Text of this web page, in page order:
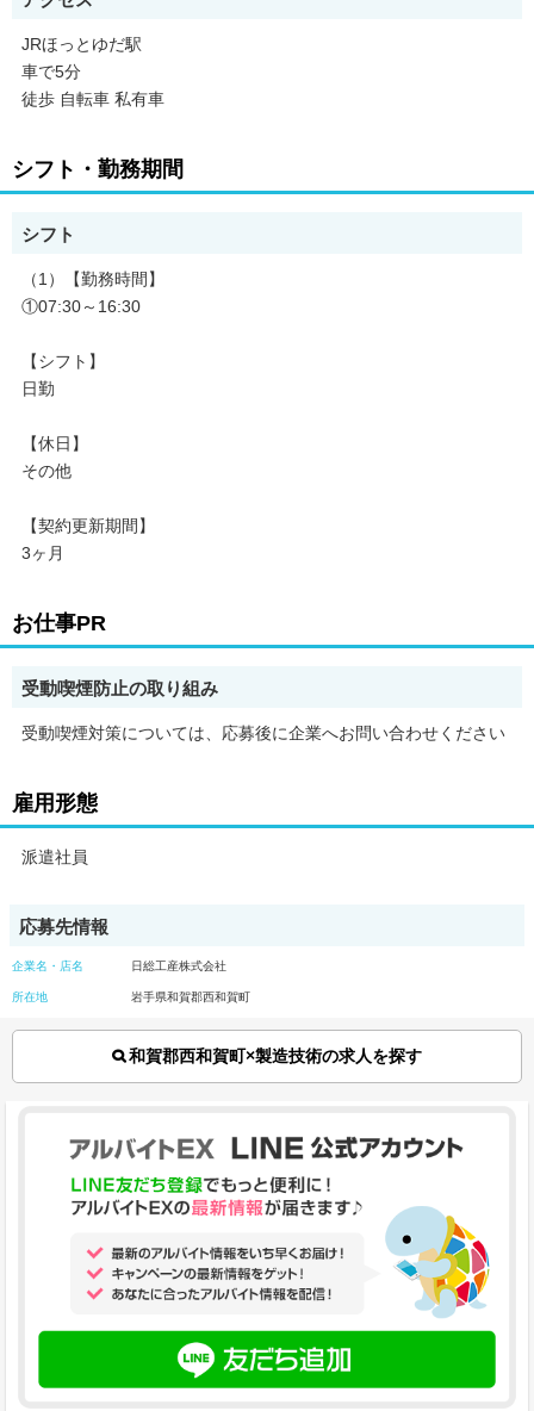
JRほっとゆだ駅
車で5分
徒歩 自転車 私有車
シフト・勤務期間
シフト
（1）【勤務時間】
①07:30～16:30
【シフト】
日勤
【休日】
その他
【契約更新期間】
3ヶ月
お仕事PR
受動喫煙防止の取り組み
受動喫煙対策については、応募後に企業へお問い合わせください
雇用形態
派遣社員
応募先情報
企業名・店名 日総工産株式会社
所在地 岩手県和賀郡西和賀町
和賀郡西和賀町×製造技術の求人を探す